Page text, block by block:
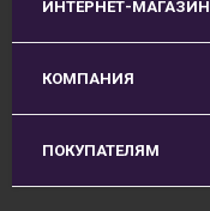
ИНТЕРНЕТ-МАГАЗИН
КОМПАНИЯ
ПОКУПАТЕЛЯМ